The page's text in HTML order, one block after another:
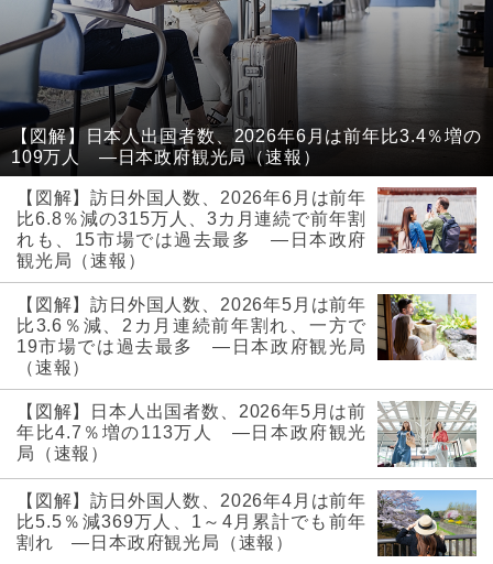
【図解】日本人出国者数、2026年6月は前年比3.4％増の
109万人 ―日本政府観光局（速報）
【図解】訪日外国人数、2026年6月は前年
比6.8％減の315万人、3カ月連続で前年割
れも、15市場では過去最多 ―日本政府
観光局（速報）
【図解】訪日外国人数、2026年5月は前年
比3.6％減、2カ月連続前年割れ、一方で
19市場では過去最多 ―日本政府観光局
（速報）
【図解】日本人出国者数、2026年5月は前
年比4.7％増の113万人 ―日本政府観光
局（速報）
【図解】訪日外国人数、2026年4月は前年
比5.5％減369万人、1～4月累計でも前年
割れ ―日本政府観光局（速報）